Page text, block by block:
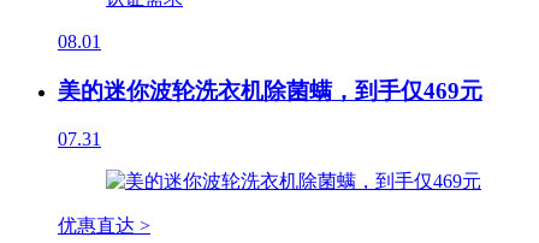
08.01
美的迷你波轮洗衣机除菌螨，到手仅469元
07.31
优惠直达 >